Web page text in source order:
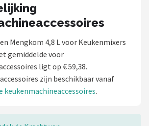
Mengkom 4,8 L voor Keukenmixers
gemiddelde voor
ligt op € 59,38.
zijn beschikbaar vanaf
keukenmachineaccessoires.